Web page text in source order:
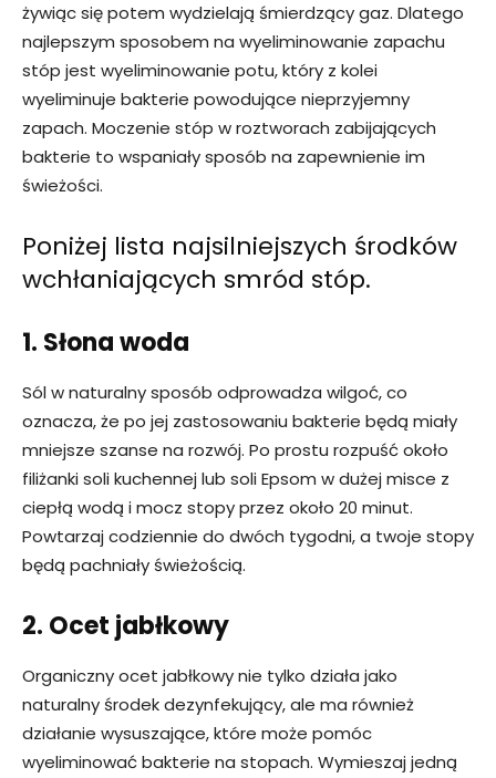
żywiąc się potem wydzielają śmierdzący gaz. Dlatego
najlepszym sposobem na wyeliminowanie zapachu
stóp jest wyeliminowanie potu, który z kolei
wyeliminuje bakterie powodujące nieprzyjemny
zapach. Moczenie stóp w roztworach zabijających
bakterie to wspaniały sposób na zapewnienie im
świeżości.
Poniżej lista najsilniejszych środków
wchłaniających smród stóp.
1. Słona woda
Sól w naturalny sposób odprowadza wilgoć, co
oznacza, że ​​po jej zastosowaniu bakterie będą miały
mniejsze szanse na rozwój. Po prostu rozpuść około
filiżanki soli kuchennej lub soli Epsom w dużej misce z
ciepłą wodą i mocz stopy przez około 20 minut.
Powtarzaj codziennie do dwóch tygodni, a twoje stopy
będą pachniały świeżością.
2. Ocet jabłkowy
Organiczny ocet jabłkowy nie tylko działa jako
naturalny środek dezynfekujący, ale ma również
działanie wysuszające, które może pomóc
wyeliminować bakterie na stopach. Wymieszaj jedną